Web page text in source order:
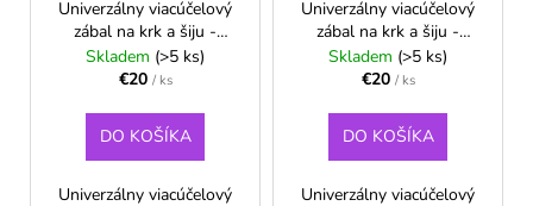
Univerzálny viacúčelový
zábal na krk a šiju -
Tmavě zelená
Skladem (>5 ks)
€20 / ks
DO KOŠÍKA
Univerzálny viacúčelový
Univerzálny viacúčelový
zábal na krk a šiju -
Tmavomodrá
Skladem (>5 ks)
€20 / ks
DO KOŠÍKA
Univerzálny viacúčelový